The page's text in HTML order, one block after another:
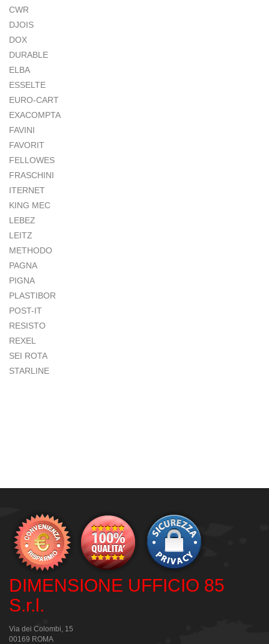
CWR
DJOIS
DOX
DURABLE
ELBA
ESSELTE
EURO-CART
EXACOMPTA
FAVINI
FAVORIT
FELLOWES
FRASCHINI
ITERNET
KING MEC
LEBEZ
LEITZ
METHODO
PAGNA
PIGNA
PLASTIBOR
POST-IT
RESISTO
REXEL
SEI ROTA
STARLINE
DIMENSIONE UFFICIO 85
S.r.l.
Via dei Colombi, 15
00169 ROMA